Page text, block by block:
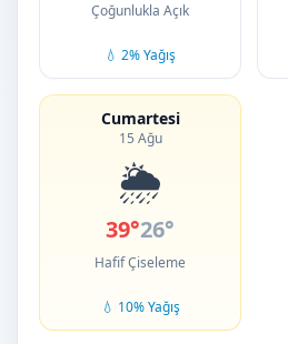
Çoğunlukla Açık
💧 2% Yağış
Cumartesi
15 Ağu
🌦️
39°26°
Hafif Çiseleme
💧 10% Yağış